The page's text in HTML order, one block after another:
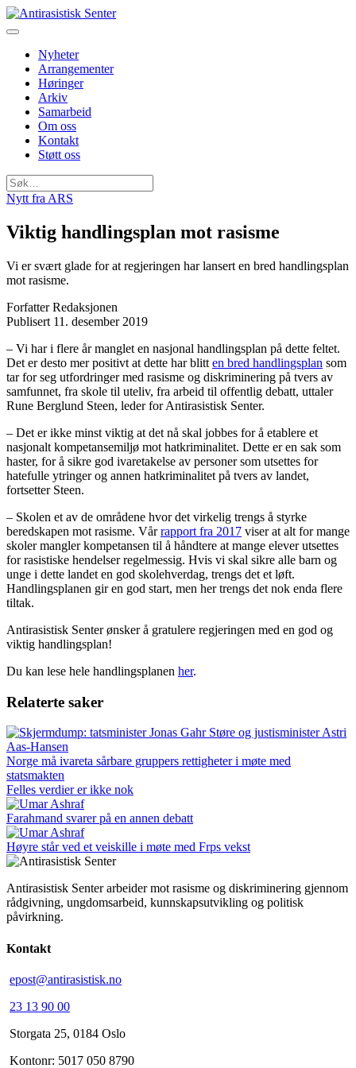
Nyheter
Arrangementer
Høringer
Arkiv
Samarbeid
Om oss
Kontakt
Støtt oss
Søk
etter:
Nytt fra ARS
Viktig handlingsplan mot rasisme
Vi er svært glade for at regjeringen har lansert en bred handlingsplan
mot rasisme.
Forfatter Redaksjonen
Publisert 11. desember 2019
– Vi har i flere år manglet en nasjonal handlingsplan på dette feltet.
Det er desto mer positivt at dette har blitt en bred handlingsplan som
tar for seg utfordringer med rasisme og diskriminering på tvers av
samfunnet, fra skole til uteliv, fra arbeid til offentlig debatt, uttaler
Rune Berglund Steen, leder for Antirasistisk Senter.
– Det er ikke minst viktig at det nå skal jobbes for å etablere et
nasjonalt kompetansemiljø mot hatkriminalitet. Dette er en sak som
haster, for å sikre god ivaretakelse av personer som utsettes for
hatefulle ytringer og annen hatkriminalitet på tvers av landet,
fortsetter Steen.
– Skolen et av de områdene hvor det virkelig trengs å styrke
beredskapen mot rasisme. Vårrapport fra 2017 viser at alt for mange
skoler mangler kompetansen til å håndtere at mange elever utsettes
for rasistiske hendelser regelmessig. Hvis vi skal sikre alle barn og
unge i dette landet en god skolehverdag, trengs det et løft.
Handlingsplanen gir en god start, men her trengs det nok enda flere
tiltak.
Antirasistisk Senter ønsker å gratulere regjeringen med en god og
viktig handlingsplan!
Du kan lese hele handlingsplanen her.
Relaterte saker
Norge må ivareta sårbare gruppers rettigheter i møte med
statsmakten
Felles verdier er ikke nok
Farahmand svarer på en annen debatt
Høyre står ved et veiskille i møte med Frps vekst
Antirasistisk Senter arbeider mot rasisme og diskriminering gjennom
rådgivning, ungdomsarbeid, kunnskapsutvikling og politisk
påvirkning.
Kontakt
epost@antirasistisk.no
23 13 90 00
Storgata 25, 0184 Oslo
Kontonr: 5017 050 8790